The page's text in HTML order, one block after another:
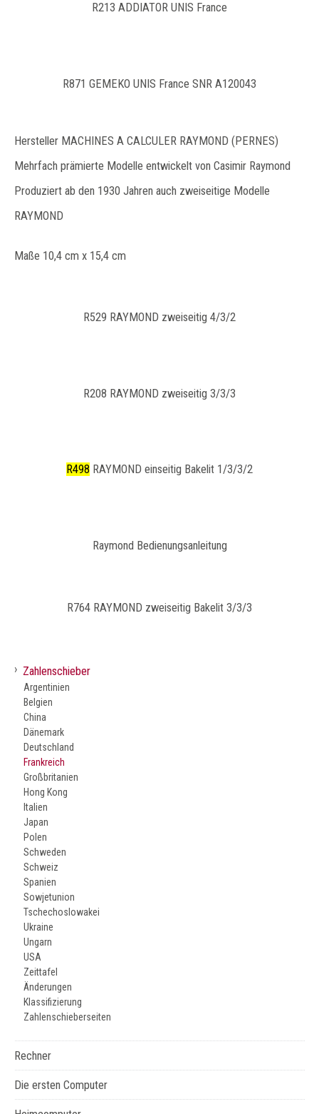
R213 ADDIATOR UNIS France
R871 GEMEKO UNIS France SNR A120043
Hersteller MACHINES A CALCULER RAYMOND (PERNES)
Mehrfach prämierte Modelle entwickelt von Casimir Raymond
Produziert ab den 1930 Jahren auch zweiseitige Modelle
RAYMOND
Maße 10,4 cm x 15,4 cm
R529 RAYMOND zweiseitig 4/3/2
R208 RAYMOND zweiseitig 3/3/3
R498 RAYMOND einseitig Bakelit 1/3/3/2
​Raymond Bedienungsanleitung
R764 RAYMOND zweiseitig Bakelit 3/3/3
› Zahlenschieber
Argentinien
Belgien
China
Dänemark
Deutschland
Frankreich
Großbritanien
Hong Kong
Italien
Japan
Polen
Schweden
Schweiz
Spanien
Sowjetunion
Tschechoslowakei
Ukraine
Ungarn
USA
Zeittafel
Änderungen
Klassifizierung
Zahlenschieberseiten
Rechner
Die ersten Computer